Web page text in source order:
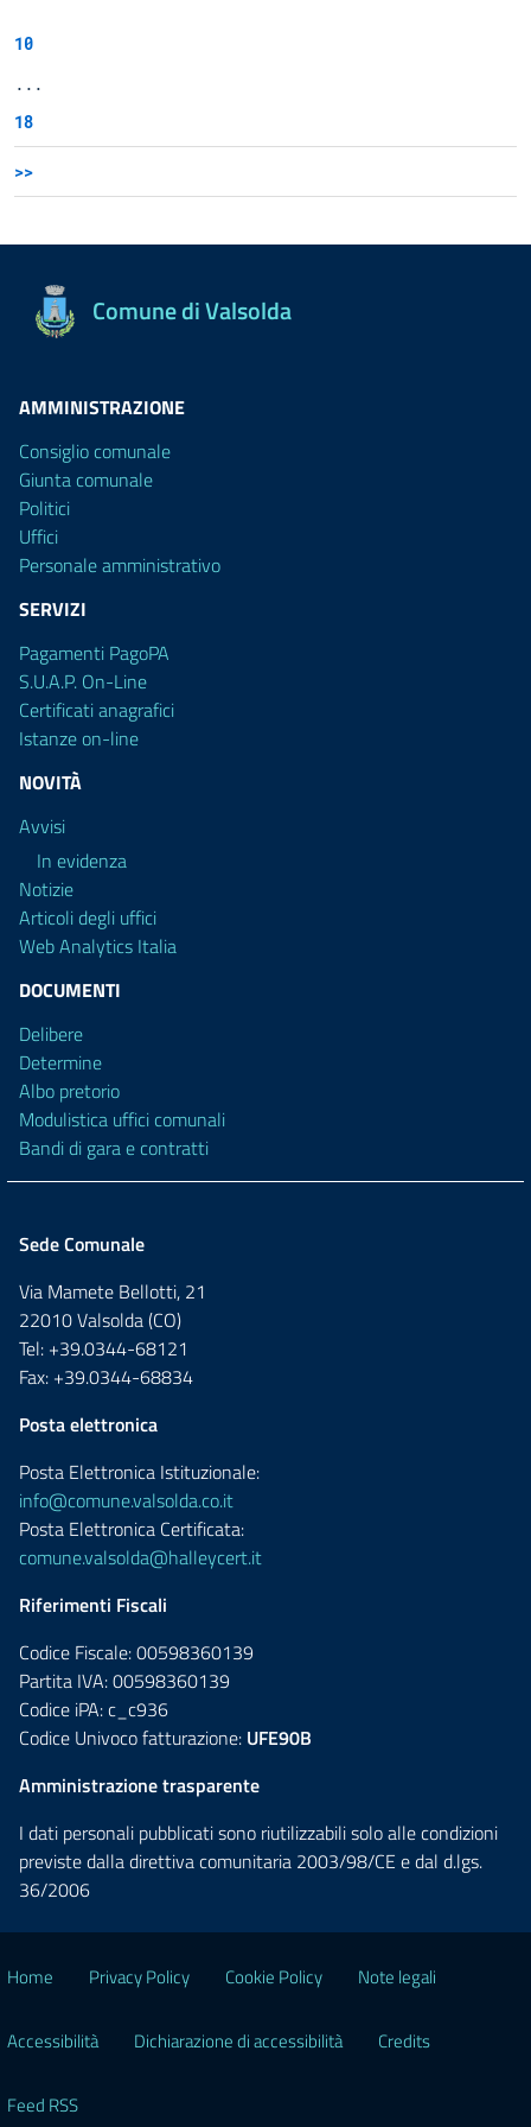
10
...
18
>>
Comune di Valsolda
AMMINISTRAZIONE
Consiglio comunale
Giunta comunale
Politici
Uffici
Personale amministrativo
SERVIZI
Pagamenti PagoPA
S.U.A.P. On-Line
Certificati anagrafici
Istanze on-line
NOVITÀ
Avvisi
In evidenza
Notizie
Articoli degli uffici
Web Analytics Italia
DOCUMENTI
Delibere
Determine
Albo pretorio
Modulistica uffici comunali
Bandi di gara e contratti
Sede Comunale
Via Mamete Bellotti, 21
22010 Valsolda (CO)
Tel: +39.0344-68121
Fax: +39.0344-68834
Posta elettronica
Posta Elettronica Istituzionale:
info@comune.valsolda.co.it
Posta Elettronica Certificata:
comune.valsolda@halleycert.it
Riferimenti Fiscali
Codice Fiscale: 00598360139
Partita IVA: 00598360139
Codice iPA: c_c936
Codice Univoco fatturazione: UFE90B
Amministrazione trasparente
I dati personali pubblicati sono riutilizzabili solo alle condizioni
previste dalla direttiva comunitaria 2003/98/CE e dal d.lgs.
36/2006
Home Privacy Policy Cookie Policy Note legali
Accessibilità Dichiarazione di accessibilità Credits
Feed RSS